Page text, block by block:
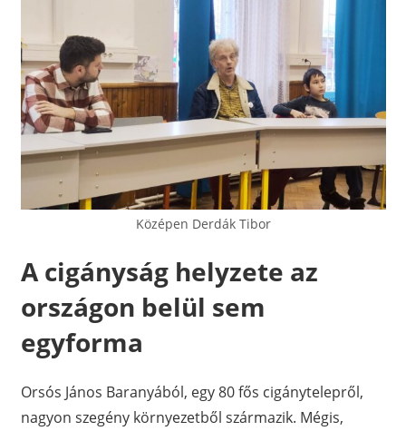
Középen Derdák Tibor
A cigányság helyzete az
országon belül sem
egyforma
Orsós János Baranyából, egy 80 fős cigánytelepről,
nagyon szegény környezetből származik. Mégis,